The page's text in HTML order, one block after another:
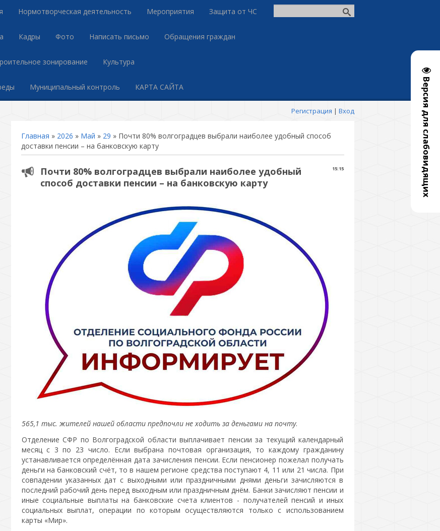
Версия для слабовидящих
Нормотворческая деятельность Мероприятия Защита от ЧС
Кадры Фото Написать письмо Обращения граждан
зонирование Культура
Муниципальный контроль КАРТА САЙТА
Регистрация | Вход
Главная » 2026 » Май » 29 » Почти 80% волгоградцев выбрали наиболее удобный способ
доставки пенсии – на банковскую карту
15:15
Почти 80% волгоградцев выбрали наиболее удобный
способ доставки пенсии – на банковскую карту
565,1 тыс. жителей нашей области предпочли не ходить за деньгами на почту.
Отделение СФР по Волгоградской области выплачивает пенсии за текущий календарный
месяц с 3 по 23 число. Если выбрана почтовая организация, то каждому гражданину
устанавливается определённая дата зачисления пенсии. Если пенсионер пожелал получать
деньги на банковский счёт, то в нашем регионе средства поступают 4, 11 или 21 числа. При
совпадении указанных дат с выходными или праздничными днями деньги зачисляются в
последний рабочий день перед выходным или праздничным днём. Банки зачисляют пенсии и
иные социальные выплаты на банковские счета клиентов - получателей пенсий и иных
социальных выплат, операции по которым осуществляются только с использованием
карты «Мир».